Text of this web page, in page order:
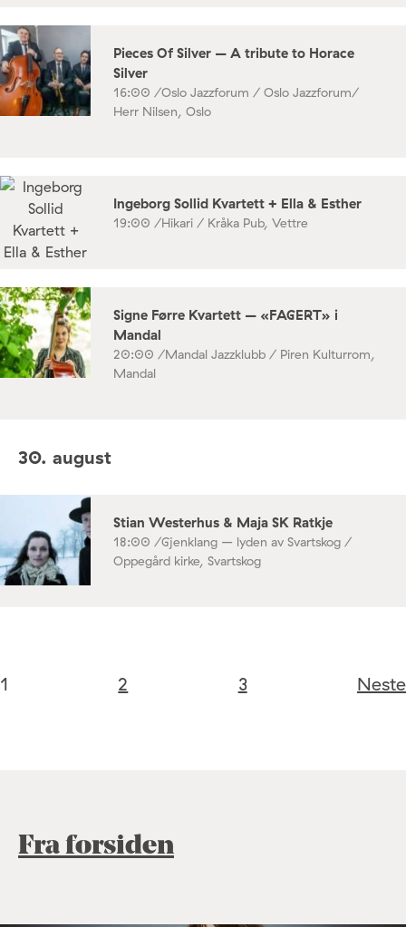
Pieces Of Silver – A tribute to Horace
Silver
16:00 /Oslo Jazzforum / Oslo Jazzforum/
Herr Nilsen, Oslo
Ingeborg Sollid Kvartett + Ella & Esther
19:00 /Hikari / Kråka Pub, Vettre
Signe Førre Kvartett – «FAGERT» i
Mandal
20:00 /Mandal Jazzklubb / Piren Kulturrom,
Mandal
30. august
Stian Westerhus & Maja SK Ratkje
18:00 /Gjenklang – lyden av Svartskog /
Oppegård kirke, Svartskog
1 2 3 Neste
Fra forsiden